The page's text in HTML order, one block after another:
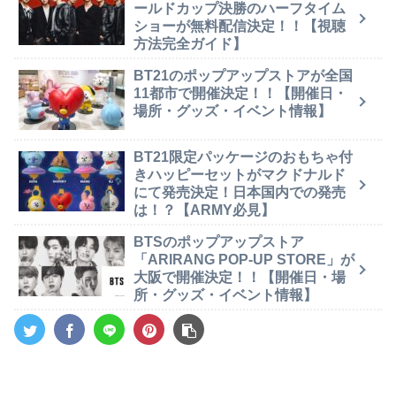
ールドカップ決勝のハーフタイム
ショーが無料配信決定！！【視聴
方法完全ガイド】
BT21のポップアップストアが全国
11都市で開催決定！！【開催日・
場所・グッズ・イベント情報】
BT21限定パッケージのおもちゃ付
きハッピーセットがマクドナルド
にて発売決定！日本国内での発売
は！？【ARMY必見】
BTSのポップアップストア
「ARIRANG POP-UP STORE」が
大阪で開催決定！！【開催日・場
所・グッズ・イベント情報】